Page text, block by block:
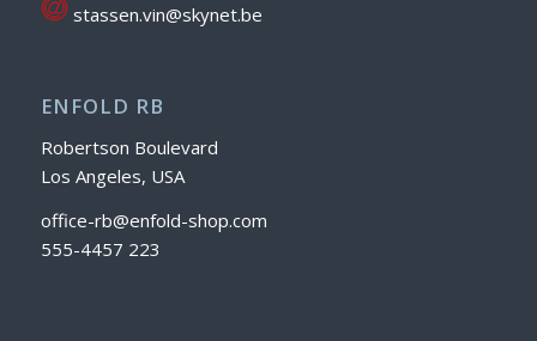
stassen.vin@skynet.be
ENFOLD RB
Robertson Boulevard
Los Angeles, USA
office-rb@enfold-shop.com
555-4457 223